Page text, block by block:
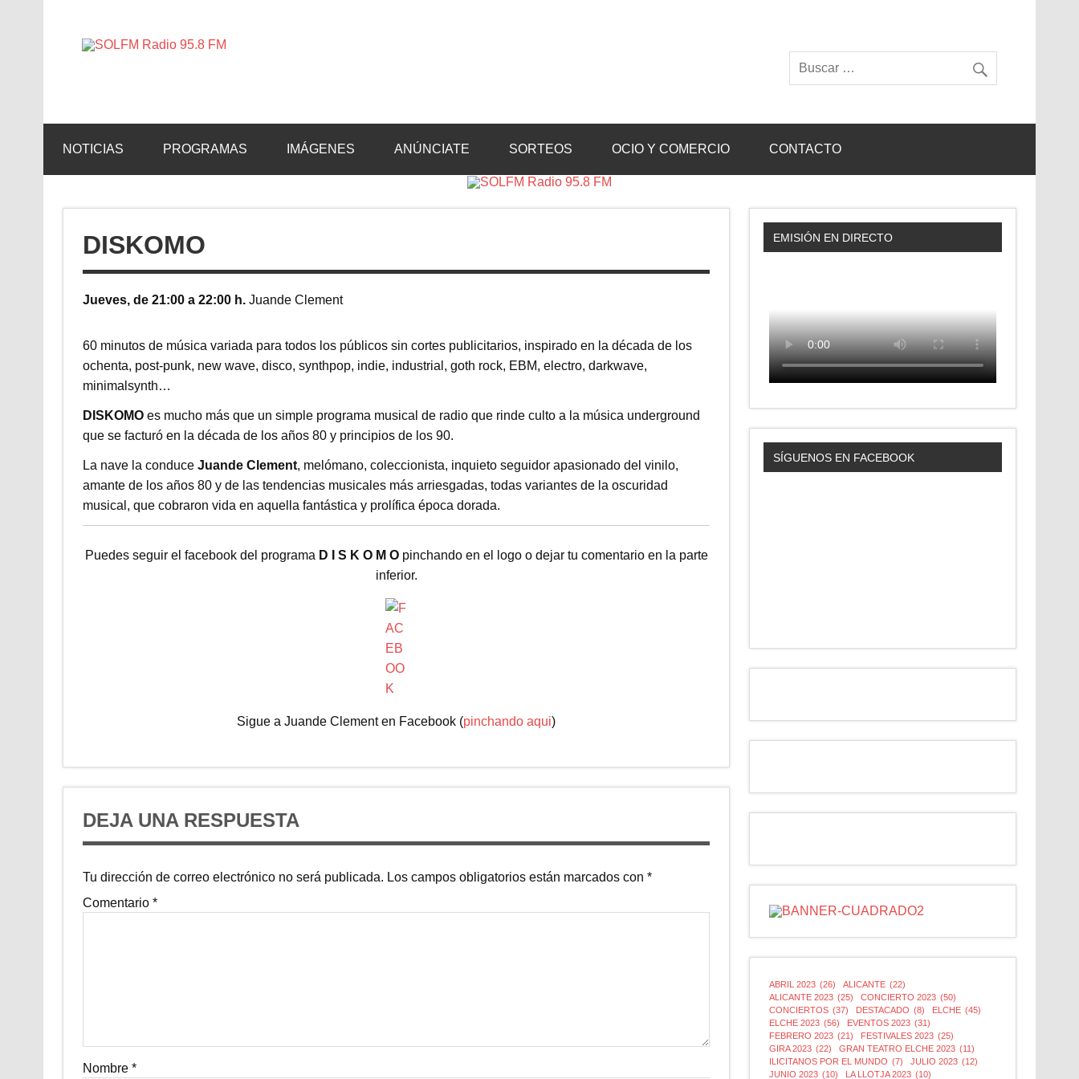
NOTICIAS PROGRAMAS IMÁGENES ANÚNCIATE SORTEOS OCIO Y COMERCIO CONTACTO
DISKOMO
Jueves, de 21:00 a 22:00 h.Juande Clement
60 minutos de música variada para todos los públicos sin cortes publicitarios, inspirado en la década de los
ochenta, post-punk, new wave, disco, synthpop, indie, industrial, goth rock, EBM, electro, darkwave,
minimalsynth…
DISKOMOes mucho más que un simple programa musical de radio que rinde culto a la música underground
que se facturó en la década de los años 80 y principios de los 90.
La nave la conduce Juande Clement, melómano, coleccionista, inquieto seguidor apasionado del vinilo,
amante de los años 80 y de las tendencias musicales más arriesgadas, todas variantes de la oscuridad
musical, que cobraron vida en aquella fantástica y prolífica época dorada.
Puedes seguir el facebook del programa D I S K O M Opinchando en el logo o dejar tu comentario en la parte
inferior.
Sigue a Juande Clement en Facebook (pinchando aqui)
DEJA UNA RESPUESTA
Tu dirección de correo electrónico no será publicada. Los campos obligatorios están marcados con *
Comentario *
Nombre *
EMISIÓN EN DIRECTO
SÍGUENOS EN FACEBOOK
ABRIL 2023 (26) ALICANTE (22)
ALICANTE 2023 (25) CONCIERTO 2023 (50)
CONCIERTOS (37) DESTACADO (8) ELCHE (45)
ELCHE 2023 (56) EVENTOS 2023 (31)
FEBRERO 2023 (21) FESTIVALES 2023 (25)
GIRA 2023 (22) GRAN TEATRO ELCHE 2023 (11)
ILICITANOS POR EL MUNDO (7) JULIO 2023 (12)
JUNIO 2023 (10) LA LLOTJA 2023 (10)